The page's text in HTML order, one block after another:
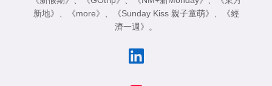
新地》 、 《more》 、 《Sunday Kiss 親子童萌》 、
《經
濟一週》 。